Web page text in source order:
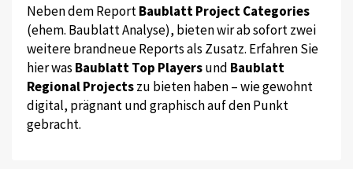
Neben dem ReportBaublatt Project Categories
(ehem. Baublatt Analyse), bieten wir ab sofort zwei
weitere brandneue Reports als Zusatz. Erfahren Sie
hier was Baublatt Top Playersund Baublatt
Regional Projectszu bieten haben – wie gewohnt
digital, prägnant und graphisch auf den Punkt
gebracht.